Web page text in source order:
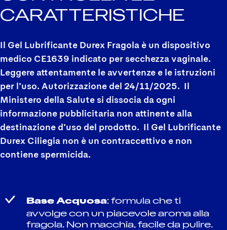
CARATTERISTICHE
Il Gel Lubrificante Durex Fragola è un dispositivo
medico CE1639 indicato per secchezza vaginale.
Leggere attentamente le avvertenze e le istruzioni
per l’uso. Autorizzazione del 24/11/2025. Il
Ministero della Salute si dissocia da ogni
informazione pubblicitaria non attinente alla
destinazione d’uso del prodotto. Il Gel Lubrificante
Durex Ciliegia non è un contraccettivo e non
contiene spermicida.
Base Acquosa: formula che ti
avvolge con un piacevole aroma alla
fragola. Non macchia, facile da pulire.